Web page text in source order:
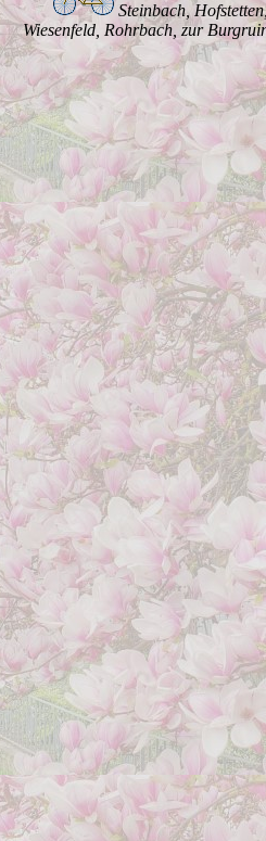
Steinbach,
Wiesenfeld, Rohrbach, zur